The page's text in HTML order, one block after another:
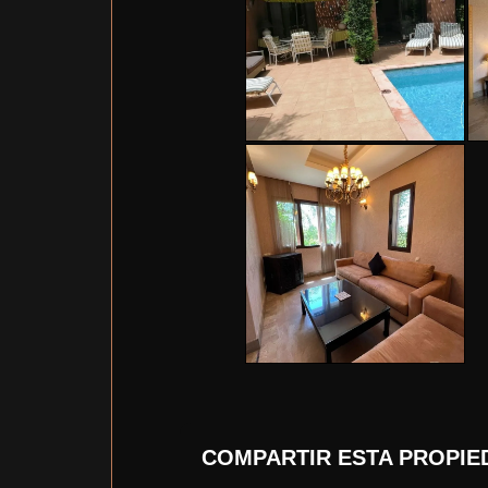
COMPARTIR ESTA